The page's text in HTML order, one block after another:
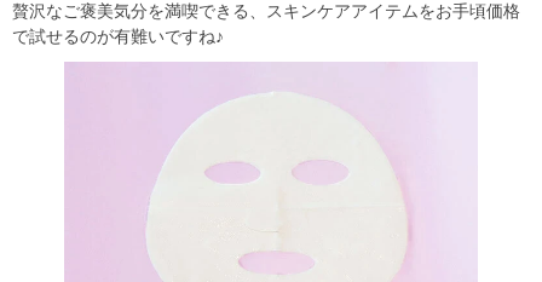
贅沢なご褒美気分を満喫できる、スキンケアアイテムをお手頃価格
で試せるのが有難いですね♪